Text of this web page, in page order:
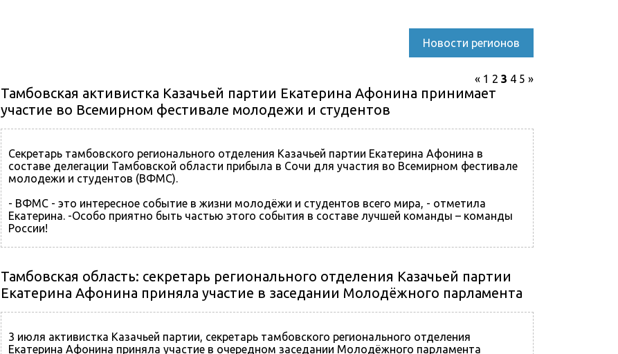
Новости регионов
« 1 2 3 4 5 »
Тамбовская активистка Казачьей партии Екатерина Афонина принимает
участие во Всемирном фестивале молодежи и студентов
Секретарь тамбовского регионального отделения Казачьей партии Екатерина Афонина в
составе делегации Тамбовской области прибыла в Сочи для участия во Всемирном фестивале
молодежи и студентов (ВФМС).
- ВФМС - это интересное событие в жизни молодёжи и студентов всего мира, - отметила
Екатерина. -Особо приятно быть частью этого события в составе лучшей команды – команды
России!
Тамбовская область: секретарь регионального отделения Казачьей партии
Екатерина Афонина приняла участие в заседании Молодёжного парламента
3 июля активистка Казачьей партии, секретарь тамбовского регионального отделения
Екатерина Афонина приняла участие в очередном заседании Молодёжного парламента